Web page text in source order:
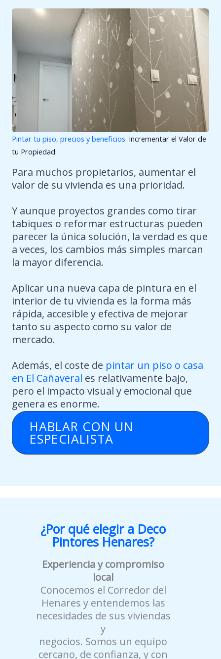
Pintar tu piso, precios y beneficios. Incrementar el Valor de
tu Propiedad:
Para muchos propietarios, aumentar el
valor de su vivienda es una prioridad.
Y aunque proyectos grandes como tirar
tabiques o reformar estructuras pueden
parecer la única solución, la verdad es que
a veces, los cambios más simples marcan
la mayor diferencia.
Aplicar una nueva capa de pintura en el
interior de tu vivienda es la forma más
rápida, accesible y efectiva de mejorar
tanto su aspecto como su valor de
mercado.
Además, el coste de pintar un piso o casa
en El Cañaveral es relativamente bajo,
pero el impacto visual y emocional que
genera es enorme.
HABLAR CON UN
ESPECIALISTA
¿Por qué elegir a Deco
Pintores Henares?
Experiencia y compromiso
local
Conocemos el Corredor del
Henares y entendemos las
necesidades de sus viviendas
y
negocios. Somos un equipo
cercano, de confianza, y con